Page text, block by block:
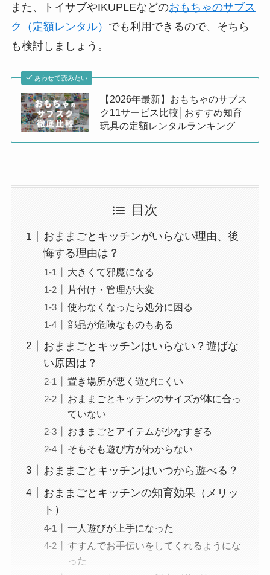
また、トイサブやIKUPLEなどのおもちゃのサブス
ク（定額レンタル） でも利用できるので、そちら
も検討しましょう。
あわせて読みたい
【2026年最新】おもちゃのサブス
ク11サービス比較│おすすめ知育
玩具の定額レンタルランキング
目次
おままごとキッチンがいらない理由、後
悔する理由は？
大きくて邪魔になる
片付け・管理が大変
使わなくなったら処分に困る
部品が危険なものもある
おままごとキッチンはいらない？遊ばな
い原因は？
置き場所が悪く遊びにくい
おままごとキッチンのサイズが体に合っ
ていない
おままごとアイテムが少なすぎる
そもそも遊び方がわからない
おままごとキッチンはいつから遊べる？
おままごとキッチンの知育効果（メリッ
ト）
一人遊びが上手になった
すすんでお手伝いをしてくれるようにな
った